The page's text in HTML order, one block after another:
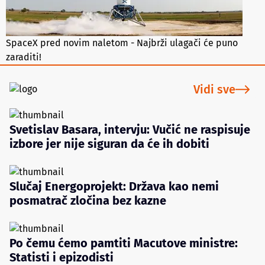
SpaceX pred novim naletom - Najbrži ulagači će puno
zaraditi!
Vidi sve
Svetislav Basara, intervju: Vučić ne raspisuje
izbore jer nije siguran da će ih dobiti
Slučaj Energoprojekt: Država kao nemi
posmatrač zločina bez kazne
Po čemu ćemo pamtiti Macutove ministre:
Statisti i epizodisti